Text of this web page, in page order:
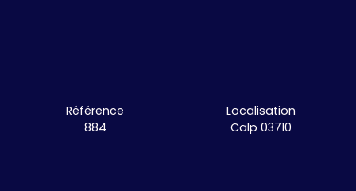
Référence
884
Localisation
Calp 03710